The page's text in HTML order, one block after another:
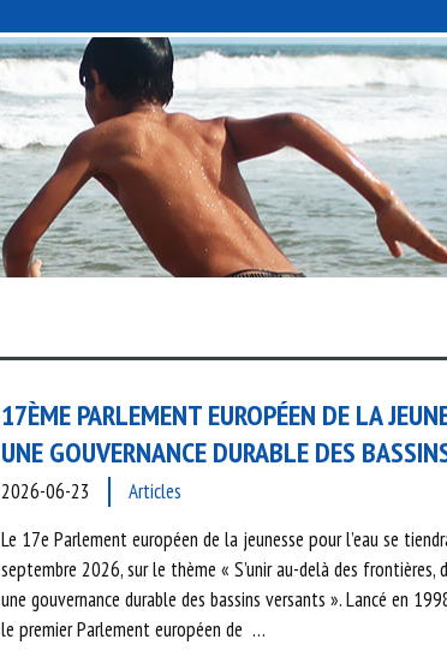
S’ABONNER
ARCHIVE
17ÈME PARLEMENT EUROPÉEN DE LA
UNE GOUVERNANCE DURABLE DES
2026-06-23
Articles
Le 17e Parlement européen de la jeunesse pour l’eau se
septembre 2026, sur le thème « S’unir au-delà des
une gouvernance durable des bassins versants ». Lancé en
le premier Parlement européen de …